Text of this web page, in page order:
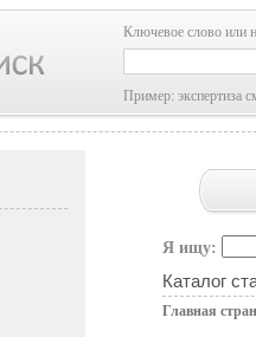
Ключевое слово или
Пример: экспертиза
Я ищу:
Каталог
Главная